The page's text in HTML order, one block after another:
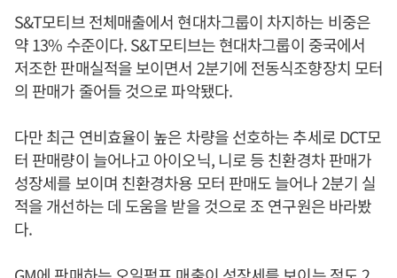
S&T모티브 전체매출에서 현대차그룹이 차지하는 비중은
약 13% 수준이다. S&T모티브는 현대차그룹이 중국에서
저조한 판매실적을 보이면서 2분기에 전동식조향장치 모터
의 판매가 줄어들 것으로 파악됐다.
다만 최근 연비효율이 높은 차량을 선호하는 추세로 DCT모
터 판매량이 늘어나고 아이오닉, 니로 등 친환경차 판매가
성장세를 보이며 친환경차용 모터 판매도 늘어나 2분기 실
적을 개선하는 데 도움을 받을 것으로 조 연구원은 바라봤
다.